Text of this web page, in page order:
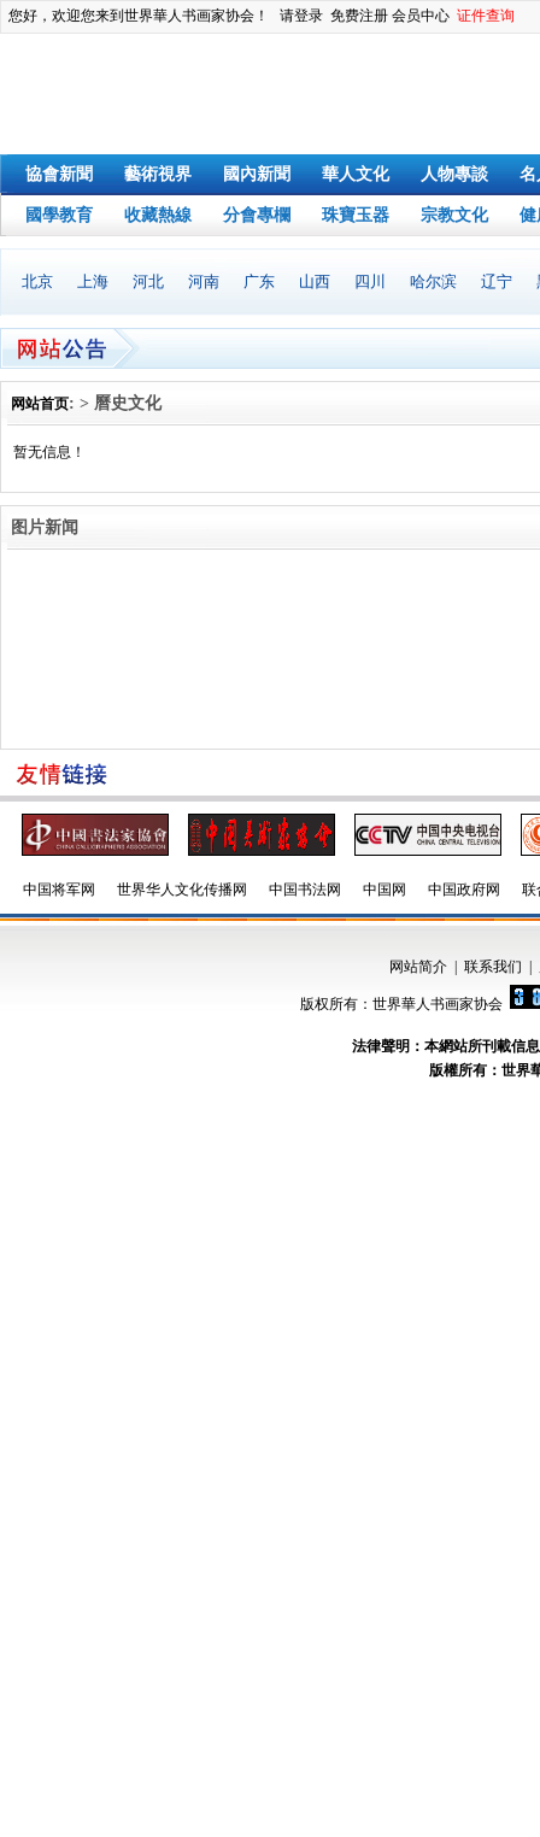
您好，欢迎您来到世界華人书画家协会！ 请登录 免费注册 会员中心 证件查询
協會新聞 藝術視界 國內新聞 華人文化 人物專談 名
國學教育 收藏熱線 分會專欄 珠寶玉器 宗教文化 健
北京 上海 河北 河南 广东 山西 四川 哈尔滨 辽宁
网站首页: > 曆史文化
暂无信息！
图片新闻
中国将军网 世界华人文化传播网 中国书法网 中国网 中国政府网 联
网站简介| 联系我们
版权所有：世界華人书画家协会
法律聲明：本網站所刊載信
版權所有：世界